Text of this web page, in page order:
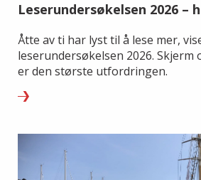
Leserundersøkelsen 2026 –
Åtte av ti har lyst til å lese mer,
leserundersøkelsen 2026.
er den største utfordringen.